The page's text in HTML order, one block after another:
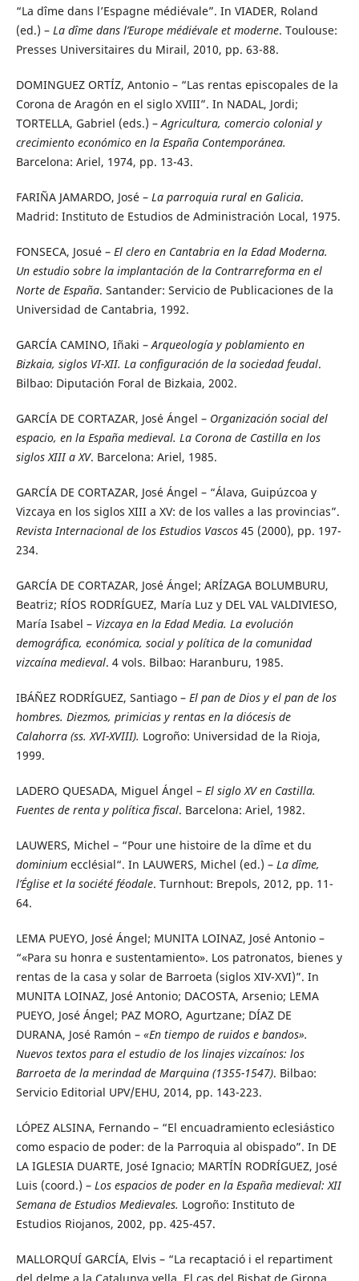
“La dîme dans l’Espagne médiévale”. In VIADER, Roland
(ed.) – La dîme dans l’Europe médiévale et moderne. Toulouse:
Presses Universitaires du Mirail, 2010, pp. 63-88.
DOMINGUEZ ORTÍZ, Antonio – “Las rentas episcopales de la
Corona de Aragón en el siglo XVIII”. In NADAL, Jordi;
TORTELLA, Gabriel (eds.) – Agricultura, comercio colonial y
crecimiento económico en la España Contemporánea.
Barcelona: Ariel, 1974, pp. 13-43.
FARIÑA JAMARDO, José – La parroquia rural en Galicia.
Madrid: Instituto de Estudios de Administración Local, 1975.
FONSECA, Josué – El clero en Cantabria en la Edad Moderna.
Un estudio sobre la implantación de la Contrarreforma en el
Norte de España. Santander: Servicio de Publicaciones de la
Universidad de Cantabria, 1992.
GARCÍA CAMINO, Iñaki – Arqueología y poblamiento en
Bizkaia, siglos VI-XII. La configuración de la sociedad feudal.
Bilbao: Diputación Foral de Bizkaia, 2002.
GARCÍA DE CORTAZAR, José Ángel – Organización social del
espacio, en la España medieval. La Corona de Castilla en los
siglos XIII a XV. Barcelona: Ariel, 1985.
GARCÍA DE CORTAZAR, José Ángel – “Álava, Guipúzcoa y
Vizcaya en los siglos XIII a XV: de los valles a las provincias”.
Revista Internacional de los Estudios Vascos45 (2000), pp. 197-
234.
GARCÍA DE CORTAZAR, José Ángel; ARÍZAGA BOLUMBURU,
Beatriz; RÍOS RODRÍGUEZ, María Luz y DEL VAL VALDIVIESO,
María Isabel – Vizcaya en la Edad Media. La evolución
demográfica, económica, social y política de la comunidad
vizcaína medieval. 4 vols. Bilbao: Haranburu, 1985.
IBÁÑEZ RODRÍGUEZ, Santiago – El pan de Dios y el pan de los
hombres. Diezmos, primicias y rentas en la diócesis de
Calahorra (ss. XVI-XVIII). Logroño: Universidad de la Rioja,
1999.
LADERO QUESADA, Miguel Ángel – El siglo XV en Castilla.
Fuentes de renta y política fiscal. Barcelona: Ariel, 1982.
LAUWERS, Michel – “Pour une histoire de la dîme et du
dominiumecclésial“. In LAUWERS, Michel (ed.) – La dîme,
l’Église et la société féodale. Turnhout: Brepols, 2012, pp. 11-
64.
LEMA PUEYO, José Ángel; MUNITA LOINAZ, José Antonio –
“«Para su honra e sustentamiento». Los patronatos, bienes y
rentas de la casa y solar de Barroeta (siglos XIV-XVI)”. In
MUNITA LOINAZ, José Antonio; DACOSTA, Arsenio; LEMA
PUEYO, José Ángel; PAZ MORO, Agurtzane; DÍAZ DE
DURANA, José Ramón – «En tiempo de ruidos e bandos».
Nuevos textos para el estudio de los linajes vizcaínos: los
Barroeta de la merindad de Marquina (1355-1547). Bilbao:
Servicio Editorial UPV/EHU, 2014, pp. 143-223.
LÓPEZ ALSINA, Fernando – “El encuadramiento eclesiástico
como espacio de poder: de la Parroquia al obispado”. In DE
LA IGLESIA DUARTE, José Ignacio; MARTÍN RODRÍGUEZ, José
Luis (coord.) – Los espacios de poder en la España medieval: XII
Semana de Estudios Medievales. Logroño: Instituto de
Estudios Riojanos, 2002, pp. 425-457.
MALLORQUÍ GARCÍA, Elvis – “La recaptació i el repartiment